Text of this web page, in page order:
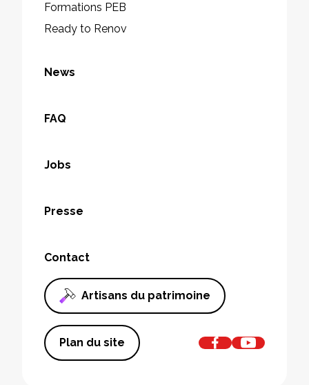
Formations PEB
Ready to Renov
News
FAQ
Jobs
Presse
Contact
Artisans du patrimoine
Plan du site